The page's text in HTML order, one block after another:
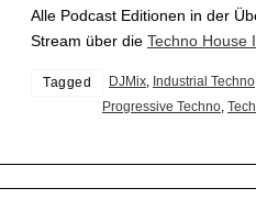
Alle Podcast Editionen in der
Stream über die Techno House
Tagged DJMix, Industrial Techno
Progressive Techno,